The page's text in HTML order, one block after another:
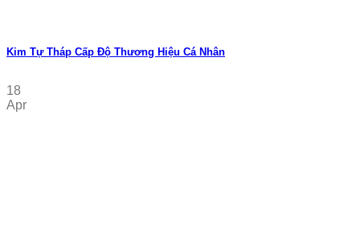
Kim Tự Tháp Cấp Độ Thương Hiệu Cá Nhân
18
Apr